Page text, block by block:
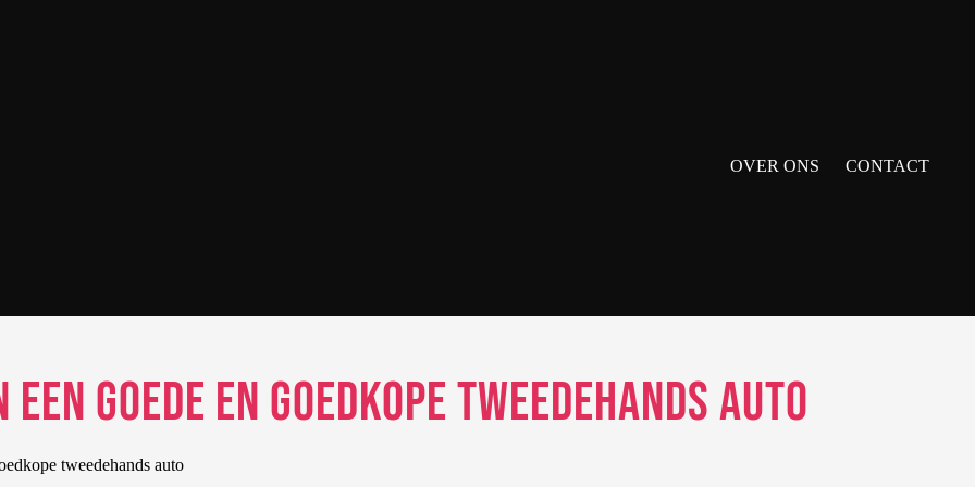
OVER ONS CONTACT
goede en goedkope tweedehands auto
tweedehands auto